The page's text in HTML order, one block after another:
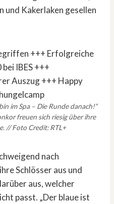
und Kakerlaken gesellen
im Spa – Die Runde danach!“
freuen sich riesig über ihre
// Foto Credit: RTL+
nach
Schlösser aus und
aus, welcher
passt. „Der blaue ist